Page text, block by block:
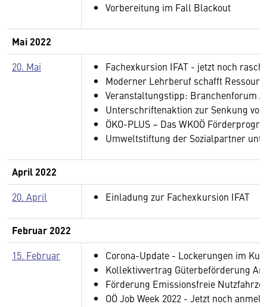
Vorbereitung im Fall Blackout
Mai 2022
20. Mai
Fachexkursion IFAT - jetzt noch
Moderner Lehrberuf schafft
Veranstaltungstipp: Branchenforum
Unterschriftenaktion zur Senkung
ÖKO-PLUS – Das WKOÖ
Umweltstiftung der Sozialpartner
April 2022
20. April Einladung zur Fachexkursion IFAT
Februar 2022
15. Februar
Corona-Update - Lockerungen im
Kollektivvertrag Güterbeförderung
Förderung Emissionsfreie
OÖ Job Week 2022 - Jetzt noch